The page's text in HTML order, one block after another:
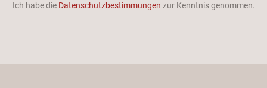
Ich habe die Datenschutzbestimmungen zur Kenntnis genommen.